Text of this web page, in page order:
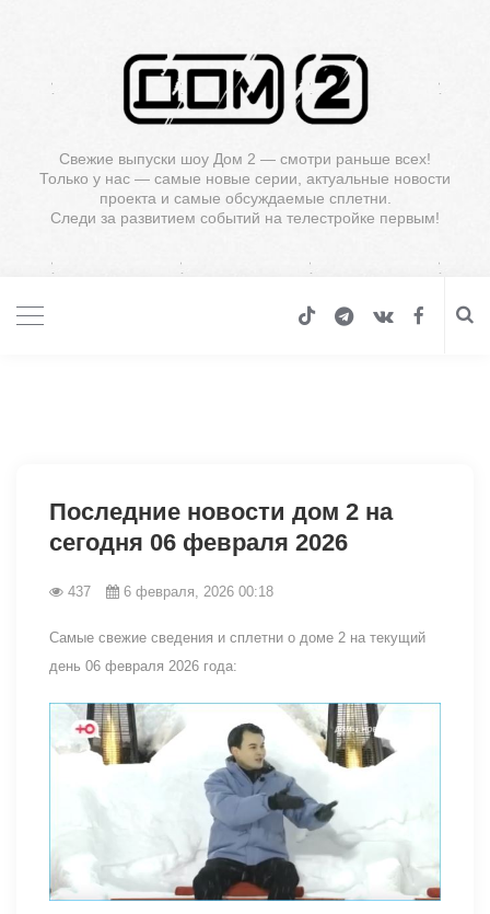
Свежие выпуски шоу Дом 2 — смотри раньше всех!
Только у нас — самые новые серии, актуальные новости
проекта и самые обсуждаемые сплетни.
Следи за развитием событий на телестройке первым!
Последние новости дом 2 на
сегодня 06 февраля 2026
437 6 февраля, 2026 00:18
Самые свежие сведения и сплетни о доме 2 на текущий
день 06 февраля 2026 года: